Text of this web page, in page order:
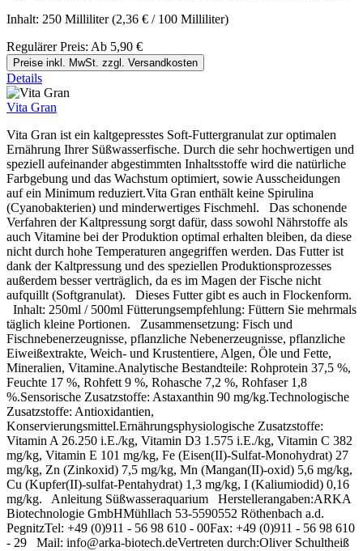
Inhalt: 250 Milliliter(2,36 € / 100 Milliliter)
Regulärer Preis: Ab 5,90 €
Preise inkl. MwSt. zzgl. Versandkosten
Details
Vita Gran
Vita Gran ist ein kaltgepresstes Soft-Futtergranulat zur optimalen
Ernährung Ihrer Süßwasserfische. Durch die sehr hochwertigen und
speziell aufeinander abgestimmten Inhaltsstoffe wird die natürliche
Farbgebung und das Wachstum optimiert, sowie Ausscheidungen
auf ein Minimum reduziert.Vita Gran enthält keine Spirulina
(Cyanobakterien) und minderwertiges Fischmehl. Das schonende
Verfahren der Kaltpressung sorgt dafür, dass sowohl Nährstoffe als
auch Vitamine bei der Produktion optimal erhalten bleiben, da diese
nicht durch hohe Temperaturen angegriffen werden. Das Futter ist
dank der Kaltpressung und des speziellen Produktionsprozesses
außerdem besser verträglich, da es im Magen der Fische nicht
aufquillt (Softgranulat). Dieses Futter gibt es auch in Flockenform.
Inhalt: 250ml / 500ml Fütterungsempfehlung: Füttern Sie mehrmals
täglich kleine Portionen. Zusammensetzung: Fisch und
Fischnebenerzeugnisse, pflanzliche Nebenerzeugnisse, pflanzliche
Eiweißextrakte, Weich- und Krustentiere, Algen, Öle und Fette,
Mineralien, Vitamine.Analytische Bestandteile: Rohprotein 37,5 %,
Feuchte 17 %, Rohfett 9 %, Rohasche 7,2 %, Rohfaser 1,8
%.Sensorische Zusatzstoffe: Astaxanthin 90 mg/kg.Technologische
Zusatzstoffe: Antioxidantien,
Konservierungsmittel.Ernährungsphysiologische Zusatzstoffe:
Vitamin A 26.250 i.E./kg, Vitamin D3 1.575 i.E./kg, Vitamin C 382
mg/kg, Vitamin E 101 mg/kg, Fe (Eisen(II)-Sulfat-Monohydrat) 27
mg/kg, Zn (Zinkoxid) 7,5 mg/kg, Mn (Mangan(II)-oxid) 5,6 mg/kg,
Cu (Kupfer(II)-sulfat-Pentahydrat) 1,3 mg/kg, I (Kaliumiodid) 0,16
mg/kg. Anleitung Süßwasseraquarium Herstellerangaben:ARKA
Biotechnologie GmbHMühllach 53-5590552 Röthenbach a.d.
PegnitzTel: +49 (0)911 - 56 98 610 - 00Fax: +49 (0)911 - 56 98 610
- 29 Mail: info@arka-biotech.deVertreten durch:Oliver Schultheiß